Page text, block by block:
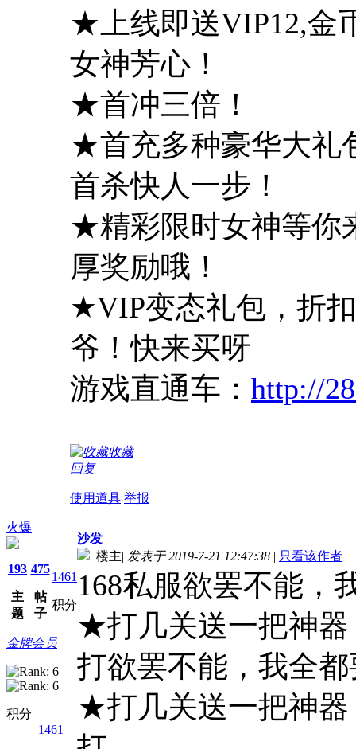
★上线即送VIP12,金
女神芳心！
★首冲三倍！
★首充多种豪华大礼
首杀快人一步！
★精彩限时女神等你
厚奖励哦！
★VIP变态礼包，折
爷！快来买呀
游戏直通车： http://
收藏
回复
使用道具 举报
火爆
193
主
题
475
帖
子
1461
积分
金牌会员
积分
1461
沙发
楼主| 发表于 2019-7-21 12:47:38 | 只看该作者
168私服欲罢不能，
★打几关送一把神器
打欲罢不能，我全
★打几关送一把神器